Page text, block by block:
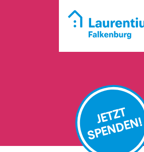
JETZT
SPENDEN!